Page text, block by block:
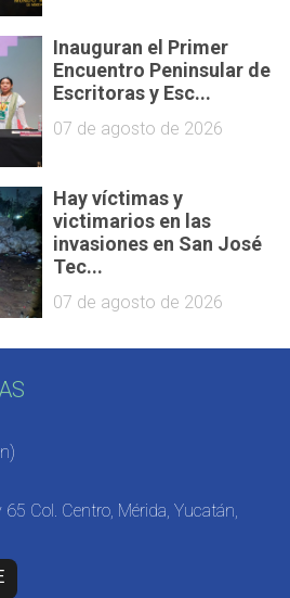
Inauguran el Primer
Encuentro Peninsular de
Escritoras y Esc...
07 de agosto de 2026
Hay víctimas y
victimarios en las
invasiones en San José
Tec...
07 de agosto de 2026
Col. Centro, Mérida, Yucatán,